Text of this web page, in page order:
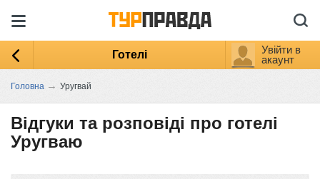
Готелі
Увійти в
акаунт
Головна → Уругвай
Відгуки та розповіді про готелі
Уругваю